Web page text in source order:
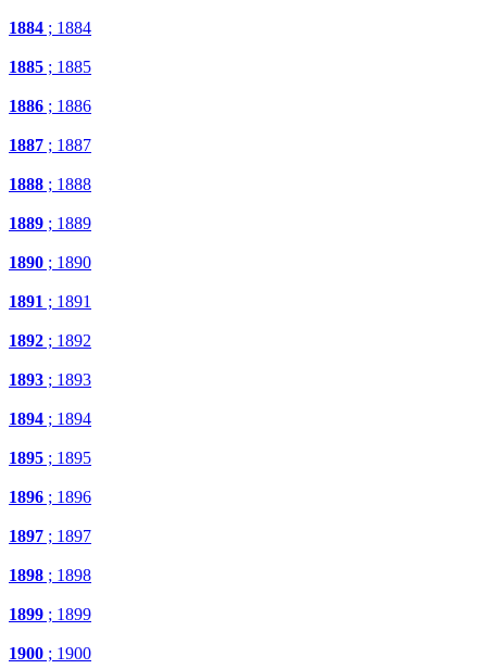
1884 ; 1884
1885 ; 1885
1886 ; 1886
1887 ; 1887
1888 ; 1888
1889 ; 1889
1890 ; 1890
1891 ; 1891
1892 ; 1892
1893 ; 1893
1894 ; 1894
1895 ; 1895
1896 ; 1896
1897 ; 1897
1898 ; 1898
1899 ; 1899
1900 ; 1900